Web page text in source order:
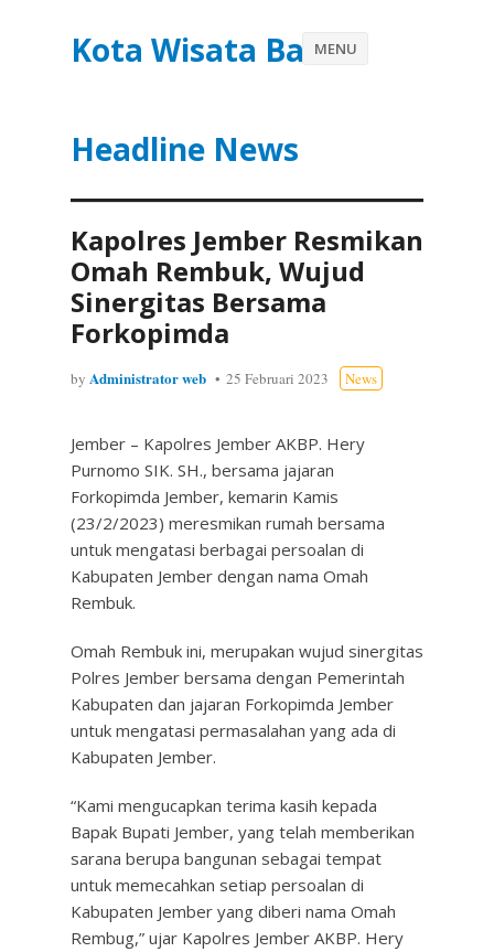
Kota Wisata Batu
Headline News
MENU
Kapolres Jember Resmikan
Omah Rembuk, Wujud
Sinergitas Bersama
Forkopimda
by Administrator web 25 Februari 2023 News
Jember – Kapolres Jember AKBP. Hery
Purnomo SIK. SH., bersama jajaran
Forkopimda Jember, kemarin Kamis
(23/2/2023) meresmikan rumah bersama
untuk mengatasi berbagai persoalan di
Kabupaten Jember dengan nama Omah
Rembuk.
Omah Rembuk ini, merupakan wujud sinergitas
Polres Jember bersama dengan Pemerintah
Kabupaten dan jajaran Forkopimda Jember
untuk mengatasi permasalahan yang ada di
Kabupaten Jember.
“Kami mengucapkan terima kasih kepada
Bapak Bupati Jember, yang telah memberikan
sarana berupa bangunan sebagai tempat
untuk memecahkan setiap persoalan di
Kabupaten Jember yang diberi nama Omah
Rembug,” ujar Kapolres Jember AKBP. Hery